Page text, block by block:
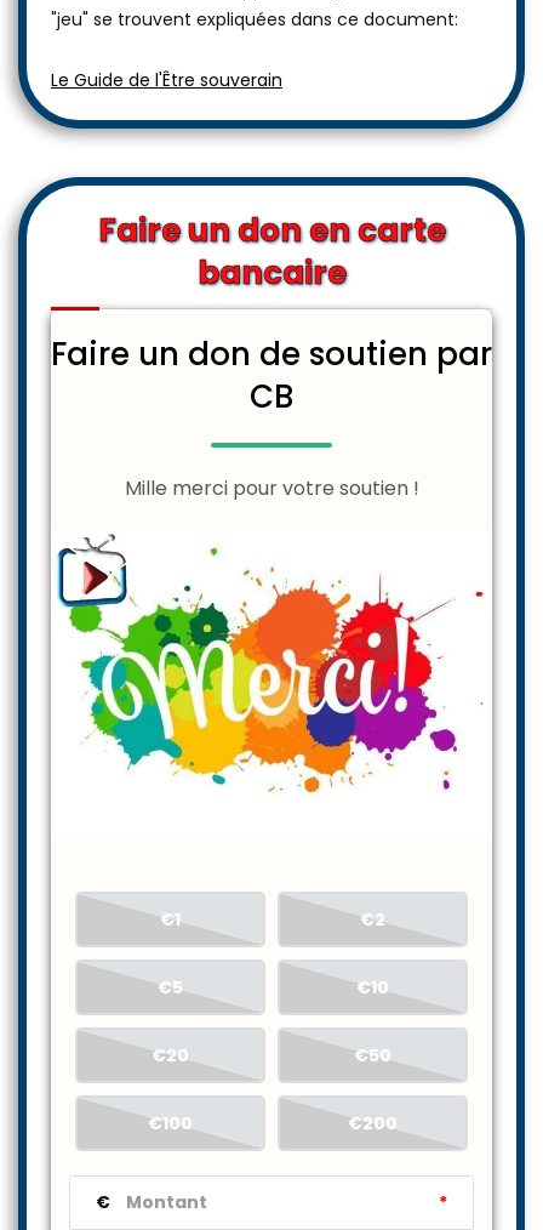
Pour information ou rappel, les règles Réelles du
Le Guide de l'Être souverain
Faire un don en carte
bancaire
Faire un don de soutien par
€1 €2
€5 €10
€20 €50
€100 €200